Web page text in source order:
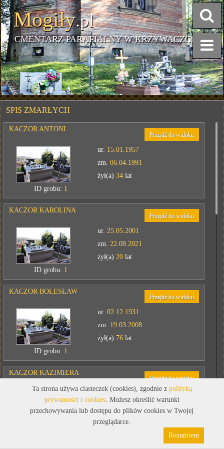
Mogiły.pl
CMENTARZ PARAFIALNY W KRZYWACZCE
SPIS ZMARŁYCH
KACZOR ANTONI
Przejdź do widoku
ur. 15.01.1957
zm.06.04.1991
żył(a)34 lat
ID grobu: 1
KACZOR KAROLINA
Przejdź do widoku
ur.25.05.2001
zm.22.08.2021
żył(a)20 lat
ID grobu: 1
KACZOR BOLESŁAW
Przejdź do widoku
ur.02.12.1931
zm. 19.03.2008
żył(a) 76 lat
ID grobu: 1
KACZOR KAZIMIERA
Przejdź do widoku
ur.24.02.1930
06.04.2008
żył(a)78lat
Polityka prywatności
Ta strona używa ciasteczek (cookies), zgodnie z polityką
prywatności i cookies. Możesz określić warunki
przechowywania lub dostępu do plików cookies w Twojej
przeglądarce.
Rozumiem